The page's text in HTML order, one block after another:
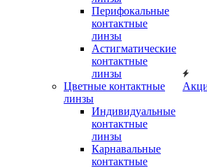
Перифокальные
контактные
линзы
Астигматические
контактные
линзы
Цветные контактные
линзы
Индивидуальные
контактные
линзы
Карнавальные
контактные